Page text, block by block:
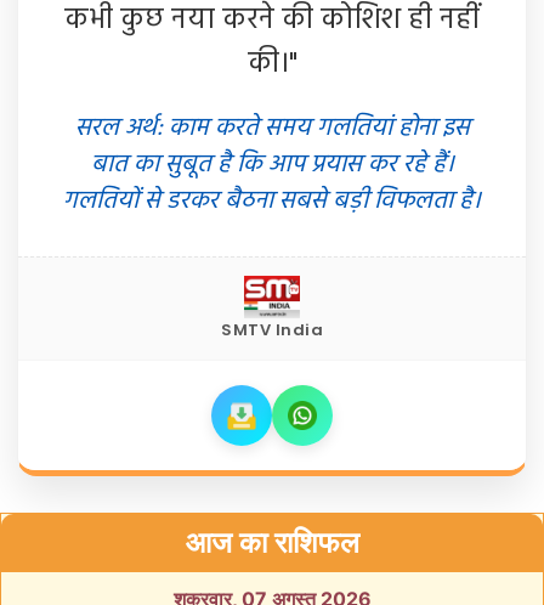
कभी कुछ नया करने की कोशिश ही नहीं
की।"
सरल अर्थ: काम करते समय गलतियां होना इस
बात का सुबूत है कि आप प्रयास कर रहे हैं।
गलतियों से डरकर बैठना सबसे बड़ी विफलता है।
SMTV India
आज का राशिफल
शुक्रवार, 07 अगस्त 2026